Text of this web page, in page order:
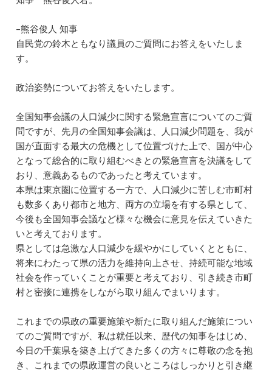
–熊谷俊人 知事
自民党の鈴木ともなり議員のご質問にお答えをいたしま
す。
政治姿勢についてお答えをいたします。
全国知事会議の人口減少に関する緊急宣言についてのご質
問ですが、先月の全国知事会議は、人口減少問題を、我が
国が直面する最大の危機として位置づけた上で、国が中心
となって総合的に取り組むべきとの緊急宣言を決議をして
おり、意義あるものであったと考えています。
本県は東京圏に位置する一方で、人口減少に苦しむ市町村
も数多くあり都市と地方、両方の立場を有する県として、
今後も全国知事会議など様々な機会に意見を伝えていきた
いと考えております。
県としては急激な人口減少を緩やかにしていくとともに、
将来にわたって県の活力を維持向上させ、持続可能な地域
社会を作っていくことが重要と考えており、引き続き市町
村と密接に連携をしながら取り組んでまいります。
これまでの県政の重要施策や新たに取り組んだ施策につい
てのご質問ですが、私は就任以来、歴代の知事をはじめ、
今日の千葉県を築き上げてきた多くの方々に尊敬の念を抱
き、これまでの県政運営の良いところはしっかりと引き継